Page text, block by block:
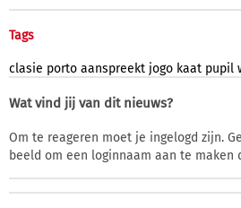
Tags
clasie porto aanspreekt jogo kaat pupil
Wat vind jij van dit nieuws?
Om te reageren moet je ingelogd zijn.
beeld om een loginnaam aan te maken